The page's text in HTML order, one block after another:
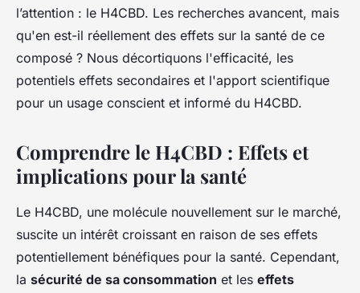
Léana•3 mai 2024•3 min de lecture
l’attention : le H4CBD. Les recherches avancent, mais
qu'en est-il réellement des effets sur la santé de ce
composé ? Nous décortiquons l'efficacité, les
potentiels effets secondaires et l'apport scientifique
pour un usage conscient et informé du H4CBD.
Comprendre le H4CBD : Effets et
implications pour la santé
Le H4CBD, une molécule nouvellement sur le marché,
suscite un intérêt croissant en raison de ses effets
potentiellement bénéfiques pour la santé. Cependant,
la sécurité de sa consommation et les effets